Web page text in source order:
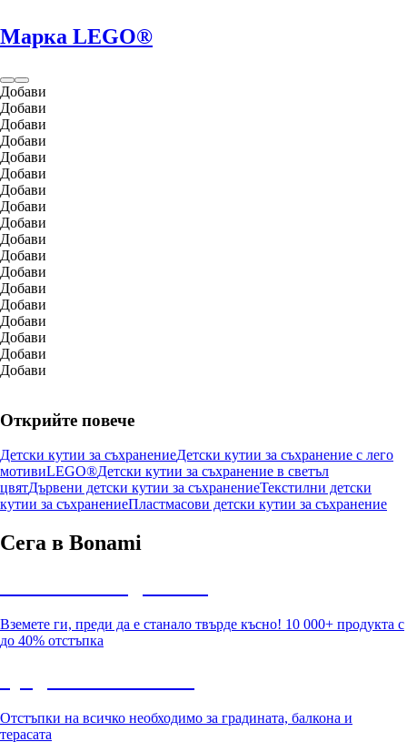
Марка LEGO®
Добави
Добави
Добави
Добави
Добави
Добави
Добави
Добави
Добави
Добави
Добави
Добави
Добави
Добави
Добави
Добави
Добави
Добави
Открийте повече
Детски кутии за съхранениеДетски кутии за съхранение с лего
мотивиLEGO®Детски кутии за съхранение в светъл
цвятДървени детски кутии за съхранениеТекстилни детски
кутии за съхранениеПластмасови детски кутии за съхранение
Сега в Bonami
Вземете ги, преди да е станало твърде късно! 10 000+ продукта с
до 40% отстъпка
Отстъпки на всичко необходимо за градината, балкона и
терасата